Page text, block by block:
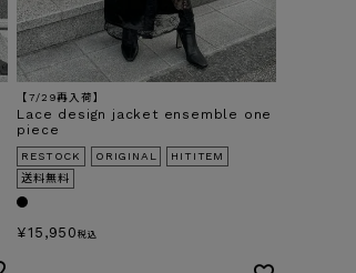
【7/29再入荷】
Lace design jacket ensemble one
piece
RESTOCK ORIGINAL
HITITEM
送料無料
¥15,950 税込